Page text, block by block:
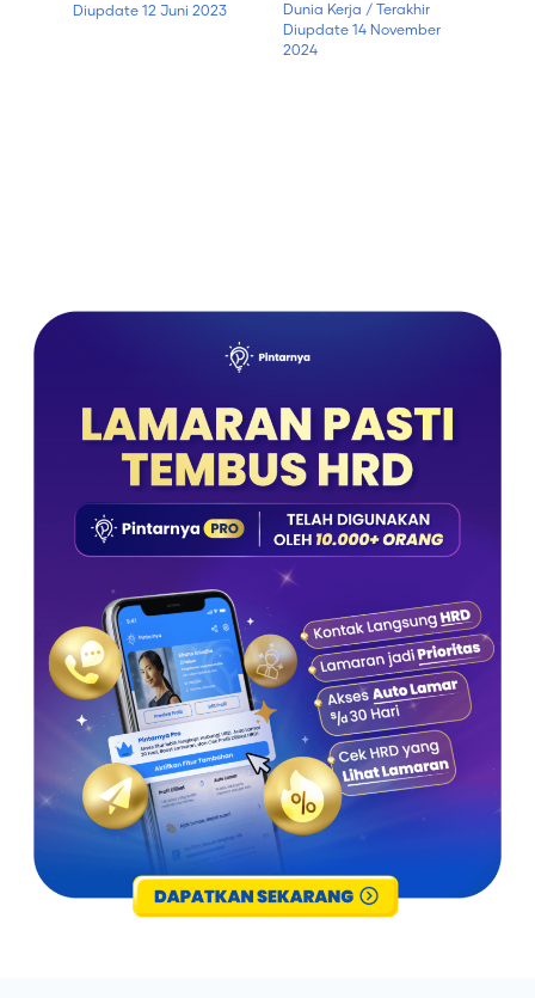
Diupdate 12 Juni 2023 Dunia Kerja / Terakhir
Diupdate14 November
2024